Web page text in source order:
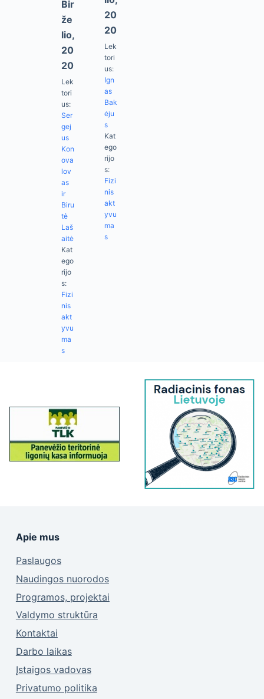
Bir
Že
Lio,
20
20
Lek
tori
us:
Ser
gej
us
Kon
ova
lov
as
ir
Biru
tė
Laš
aitė
Kat
ego
rijo
s:
Fizi
nis
akt
yvu
ma
s
20
20
Lek
tori
us:
Ign
as
Bak
ėju
s
Kat
ego
rijo
s:
Fizi
nis
akt
yvu
ma
s
Apie mus
Paslaugos
Naudingos nuorodos
Programos, projektai
Valdymo struktūra
Kontaktai
Darbo laikas
Įstaigos vadovas
Privatumo politika